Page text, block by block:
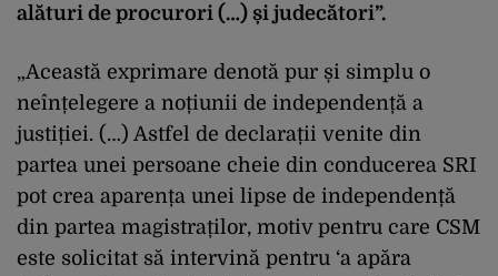
alături de procurori (…) și judecători”.
„Această exprimare denotă pur și simplu o
neînțelegere a noțiunii de independență a
justiției. (…) Astfel de declarații venite din
partea unei persoane cheie din conducerea SRI
pot crea aparența unei lipse de independență
din partea magistraților, motiv pentru care CSM
este solicitat să intervină pentru ‘a apăra